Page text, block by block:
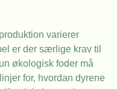
varierer
er der særlige krav til
økologisk foder må
for, hvordan dyrene